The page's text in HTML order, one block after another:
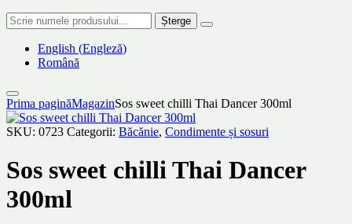
Șterge
English (Engleză)
Română
Prima paginăMagazinSos sweet chilli Thai Dancer 300ml
SKU: 0723 Categorii: Băcănie, Condimente și sosuri
Sos sweet chilli Thai Dancer
300ml